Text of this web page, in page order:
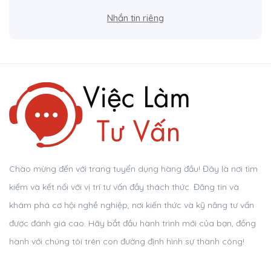
Nhắn tin riêng
Chào mừng đến với trang tuyển dụng hàng đầu! Đây là nơi tìm
kiếm và kết nối với vị trí tư vấn đầy thách thức. Đăng tin và
khám phá cơ hội nghề nghiệp, nơi kiến thức và kỹ năng tư vấn
được đánh giá cao. Hãy bắt đầu hành trình mới của bạn, đồng
hành với chúng tôi trên con đường định hình sự thành công!